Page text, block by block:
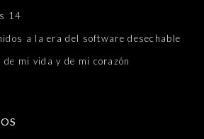
14
a la era del software desechable
de mi vida y de mi corazón